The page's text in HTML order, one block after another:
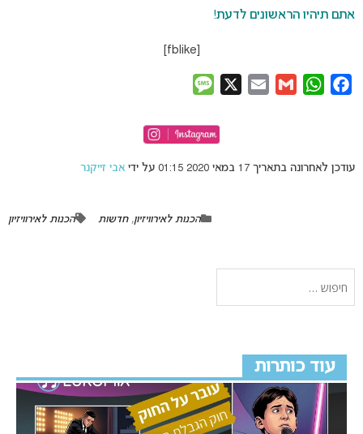
אתם תיהיו הראשונים לדעת!
Facebook
WhatsApp
Gmail
Email
עודכן לאחרונה בתאריך 17 במאי 2020 01:15 על ידי אבי זייקנר
הכנות לאירוויזיון,חדשות הכנות לאירוויזיון
עוד כותרות